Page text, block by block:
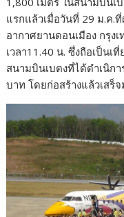
แรกแล้วเมื่อวันที่ 29 ม.ค.
อากาศยานดอนเมือง กรุง
เวลา11.40 น. ซึ่งถือเป็น
สนามบินเบตงที่ได้ดำเนิก
บาท โดยก่อสร้างแล้วเสร็